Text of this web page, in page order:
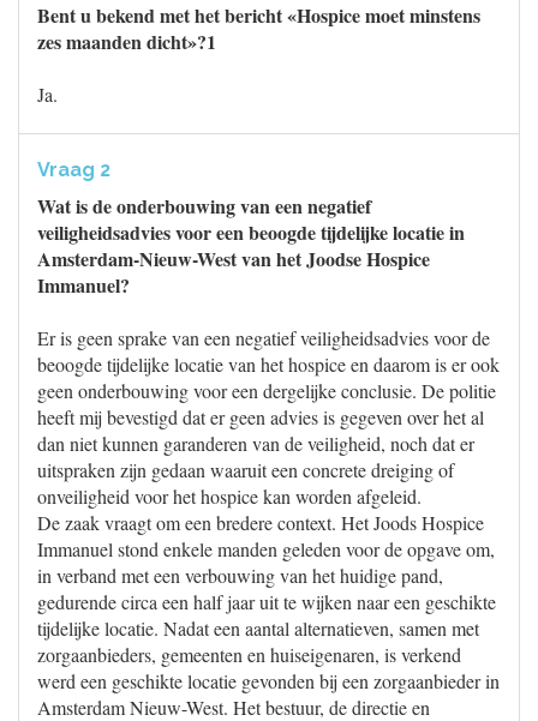
Bent u bekend met het bericht «Hospice moet minstens
zes maanden dicht»?1
Ja.
Vraag 2
Wat is de onderbouwing van een negatief
veiligheidsadvies voor een beoogde tijdelijke locatie in
Amsterdam-Nieuw-West van het Joodse Hospice
Immanuel?
Er is geen sprake van een negatief veiligheidsadvies voor de
beoogde tijdelijke locatie van het hospice en daarom is er ook
geen onderbouwing voor een dergelijke conclusie. De politie
heeft mij bevestigd dat er geen advies is gegeven over het al
dan niet kunnen garanderen van de veiligheid, noch dat er
uitspraken zijn gedaan waaruit een concrete dreiging of
onveiligheid voor het hospice kan worden afgeleid.
De zaak vraagt om een bredere context. Het Joods Hospice
Immanuel stond enkele manden geleden voor de opgave om,
in verband met een verbouwing van het huidige pand,
gedurende circa een half jaar uit te wijken naar een geschikte
tijdelijke locatie. Nadat een aantal alternatieven, samen met
zorgaanbieders, gemeenten en huiseigenaren, is verkend
werd een geschikte locatie gevonden bij een zorgaanbieder in
Amsterdam Nieuw-West. Het bestuur, de directie en